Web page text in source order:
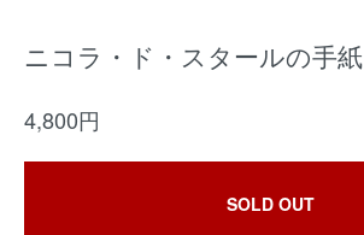
ニコラ・ド・スタールの手紙
4,800円
SOLD OUT